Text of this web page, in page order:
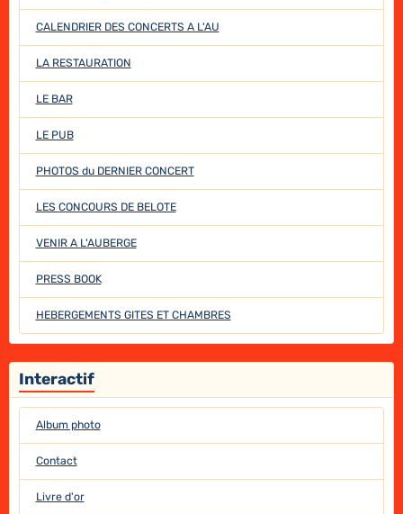
CALENDRIER DES CONCERTS A L'AU
LA RESTAURATION
LE BAR
LE PUB
PHOTOS du DERNIER CONCERT
LES CONCOURS DE BELOTE
VENIR A L'AUBERGE
PRESS BOOK
HEBERGEMENTS GITES ET CHAMBRES
Interactif
Album photo
Contact
Livre d'or